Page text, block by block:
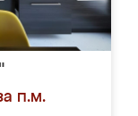
п.м.